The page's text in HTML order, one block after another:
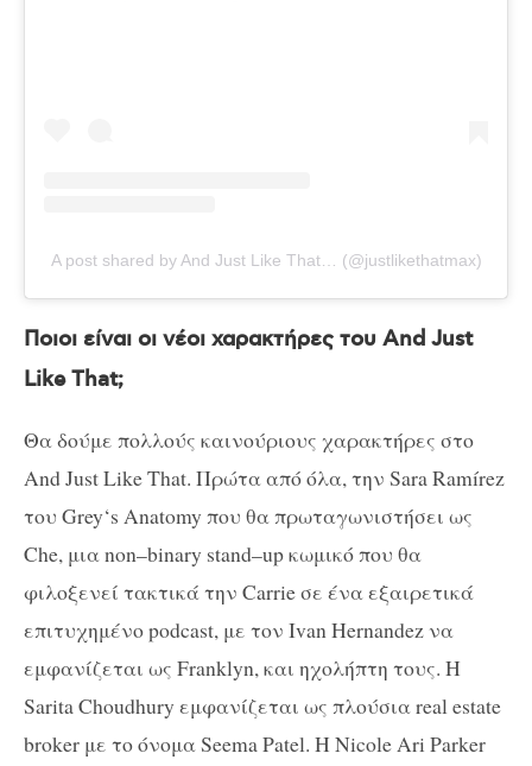
A post shared by And Just Like That… (@justlikethatmax)
Ποιοι είναι οι νέοι χαρακτήρες του And Just
Like That;
Θα δούμε πολλούς καινούριους χαρακτήρες στο
AndJustLikeThat. Πρώτα από όλα, την SaraRamírez
του Grey‘s Anatomy που θα πρωταγωνιστήσει ως
Che, μιαnon–binary stand–upκωμικό που θα
φιλοξενεί τακτικά την Carrieσε ένα εξαιρετικά
επιτυχημένοpodcast, με τον IvanHernandezνα
εμφανίζεται ως Franklyn, και ηχολήπτη τους. Η
SaritaChoudhury εμφανίζεται ως πλούσιαrealestate
broker με το όνομαSeemaPatel. Η NicoleAri Parker